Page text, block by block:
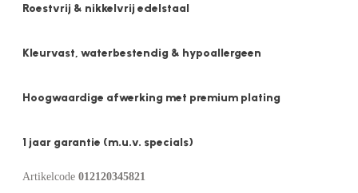
Roestvrij & nikkelvrij edelstaal
Kleurvast, waterbestendig & hypoallergeen
Hoogwaardige afwerking met premium plating
1 jaar garantie (m.u.v. specials)
Artikelcode 012120345821